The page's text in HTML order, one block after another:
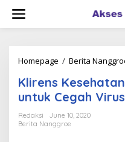
i
Homepage / Berita
Klirens
untuk Cegah
Redaksi
June 10, 2020
Berita Nanggroe